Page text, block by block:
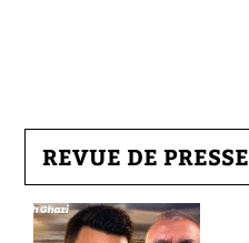
REVUE DE PRESSE